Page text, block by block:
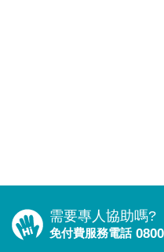
需要專人協助嗎?
免付費服務電話